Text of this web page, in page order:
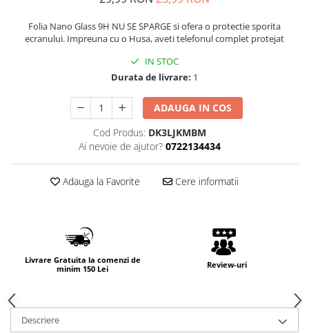
Folia Nano Glass 9H NU SE SPARGE si ofera o protectie sporita
ecranului. Impreuna cu o Husa, aveti telefonul complet protejat
IN STOC
Durata de livrare: 1
ADAUGA IN COS
Cod Produs: DK3LJKMBM
Ai nevoie de ajutor? 0722134434
Adauga la Favorite Cere informatii
Livrare Gratuita la comenzi de
minim 150 Lei
Review-uri
Descriere